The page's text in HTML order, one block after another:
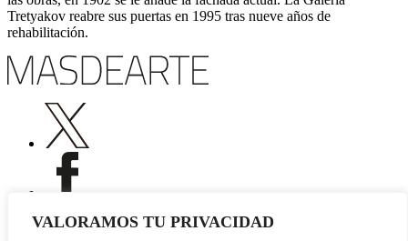
VALORAMOS TU PRIVACIDAD
Tretyakov reabre sus puertas en 1995 tras nueve años de
rehabilitación.